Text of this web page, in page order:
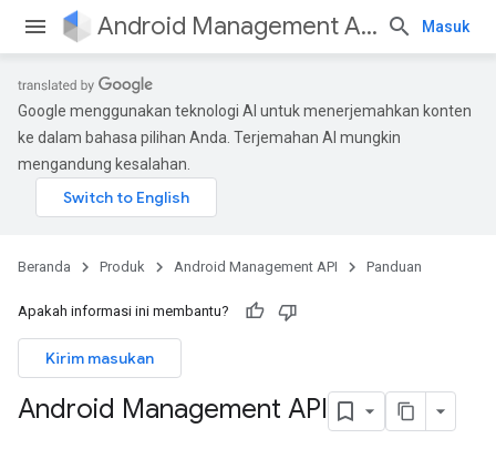
Android Management API Masuk
Google menggunakan teknologi AI untuk menerjemahkan konten
ke dalam bahasa pilihan Anda. Terjemahan AI mungkin
mengandung kesalahan.
Beranda Produk Android Management API Panduan
Apakah informasi ini membantu?
Kirim masukan
Android Management API